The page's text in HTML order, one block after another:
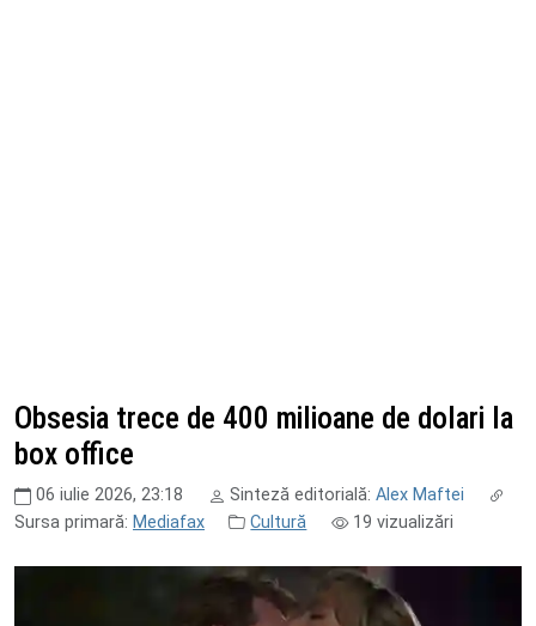
Obsesia trece de 400 milioane de dolari la
box office
06 iulie 2026, 23:18 Sinteză editorială: Alex Maftei
Sursa primară: Mediafax Cultură 19 vizualizări